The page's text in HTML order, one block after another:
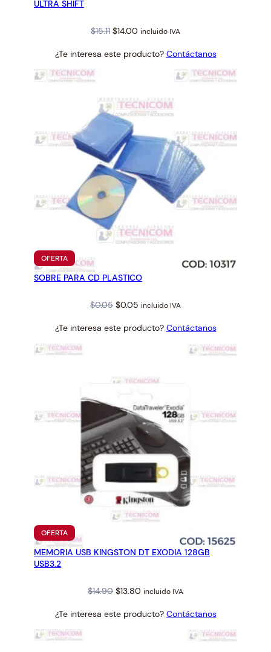
ULTRA SHIFT
$15.11 Original
was:
$14.00 Current
is:
incluido IVA
¿Te interesa este producto? Contáctanos
OFERTAPRODUCTO
EN
OFERTA
SOBRE PARA CD PLASTICO
$0.05 Original
was:
$0.05 Current
is:
incluido IVA
¿Te interesa este producto? Contáctanos
OFERTAPRODUCTO
EN
OFERTA
MEMORIA USB KINGSTON DT EXODIA 128GB
USB3.2
$14.90 Original
was:
$13.80 Current
is:
incluido IVA
¿Te interesa este producto? Contáctanos